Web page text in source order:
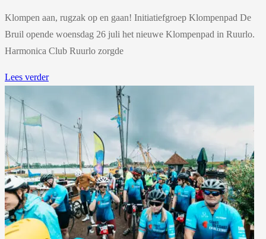
Klompen aan, rugzak op en gaan! Initiatiefgroep Klompenpad De
Bruil opende woensdag 26 juli het nieuwe Klompenpad in Ruurlo.
Harmonica Club Ruurlo zorgde
Lees verder